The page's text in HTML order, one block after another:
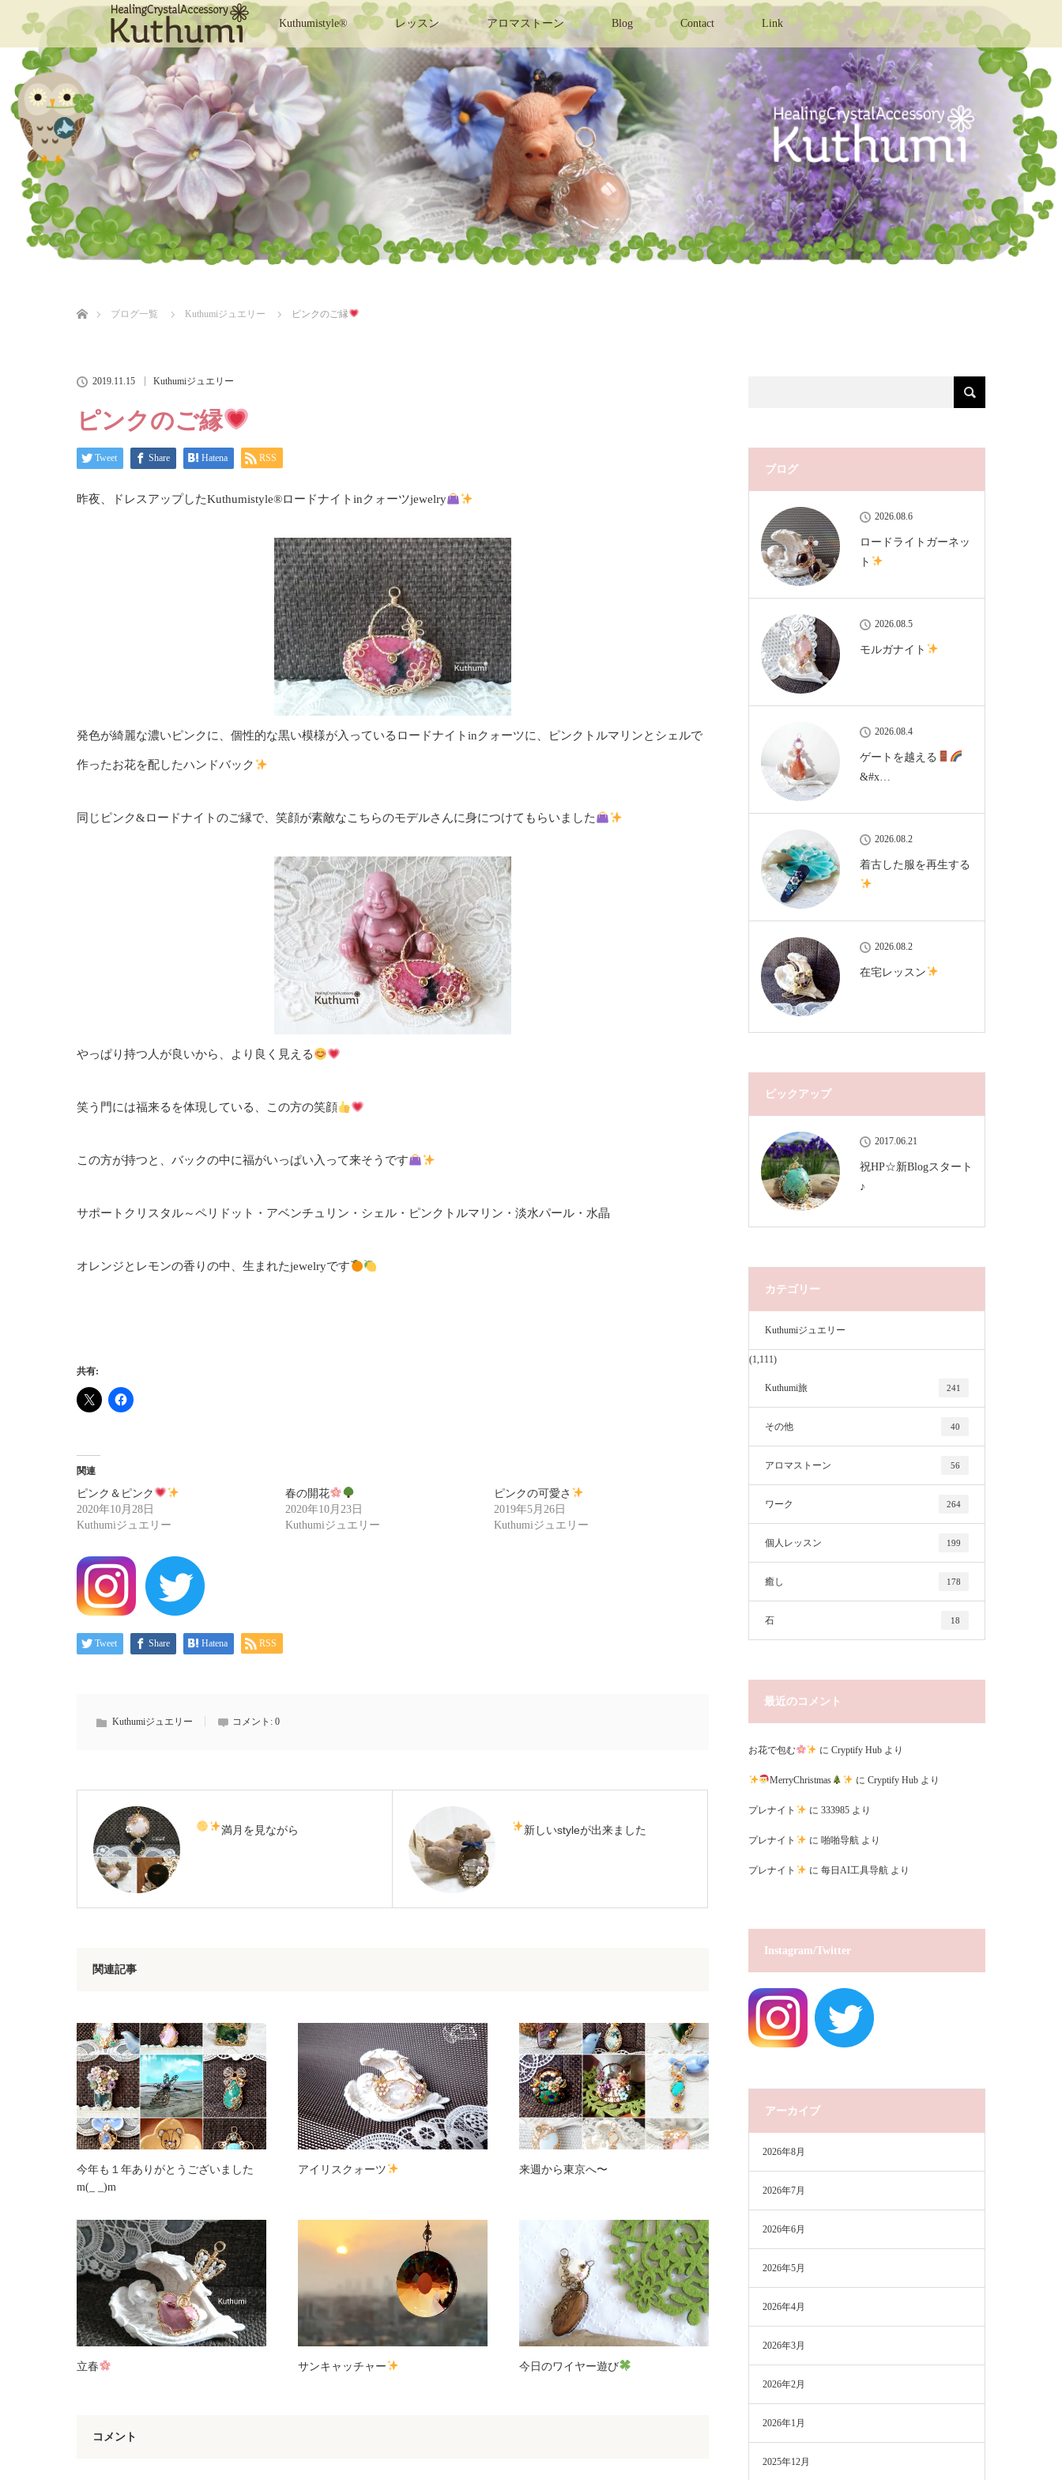
Kuthumistyle® レッスン アロマストーン Blog Contact Link
ブログ一覧
Kuthumiジュエリー ピンクのご縁
2019.11.15 Kuthumiジュエリー
ピンクのご縁
Tweet Share Hatena RSS
昨夜、ドレスアップしたKuthumistyle®️ロードナイトinクォーツjewelry
発色が綺麗な濃いピンクに、個性的な黒い模様が入っているロードナイトinクォーツに、ピンクトルマリンとシェルで
作ったお花を配したハンドバック
同じピンク&ロードナイトのご縁で、笑顔が素敵なこちらのモデルさんに身につけてもらいました
やっぱり持つ人が良いから、より良く見える
笑う門には福来るを体現している、この方の笑顔
この方が持つと、バックの中に福がいっぱい入って来そうです
サポートクリスタル～ペリドット・アベンチュリン・シェル・ピンクトルマリン・淡水パール・水晶
オレンジとレモンの香りの中、生まれたjewelryです
共有:
関連
ピンク＆ピンク
2020年10月28日
Kuthumiジュエリー
春の開花
2020年10月23日
Kuthumiジュエリー
ピンクの可愛さ
2019年5月26日
Kuthumiジュエリー
Tweet Share Hatena RSS
Kuthumiジュエリー コメント: 0
満月を見ながら 新しいstyleが出来ました
関連記事
今年も１年ありがとうございました
m(_ _)m
アイリスクォーツ 来週から東京へ〜
立春 サンキャッチャー 今日のワイヤー遊び
コメント
ブログ
2026.08.6
ロードライトガーネッ
ト
2026.08.5
モルガナイト
2026.08.4
ゲートを越える
&#x…
2026.08.2
着古した服を再生する
2026.08.2
在宅レッスン
ピックアップ
2017.06.21
祝HP☆新Blogスタート
♪
カテゴリー
Kuthumiジュエリー
(1,111)
Kuthumi旅 241
その他 40
アロマストーン 56
ワーク 264
個人レッスン 199
癒し 178
石 18
最近のコメント
お花で包む にCryptify Hub より
MerryChristmas に Cryptify Hubより
プレナイト に 333985より
プレナイト に 啪啪导航より
プレナイト に 每日AI工具导航より
Instagram/Twitter
アーカイブ
2026年8月
2026年7月
2026年6月
2026年5月
2026年4月
2026年3月
2026年2月
2026年1月
2025年12月